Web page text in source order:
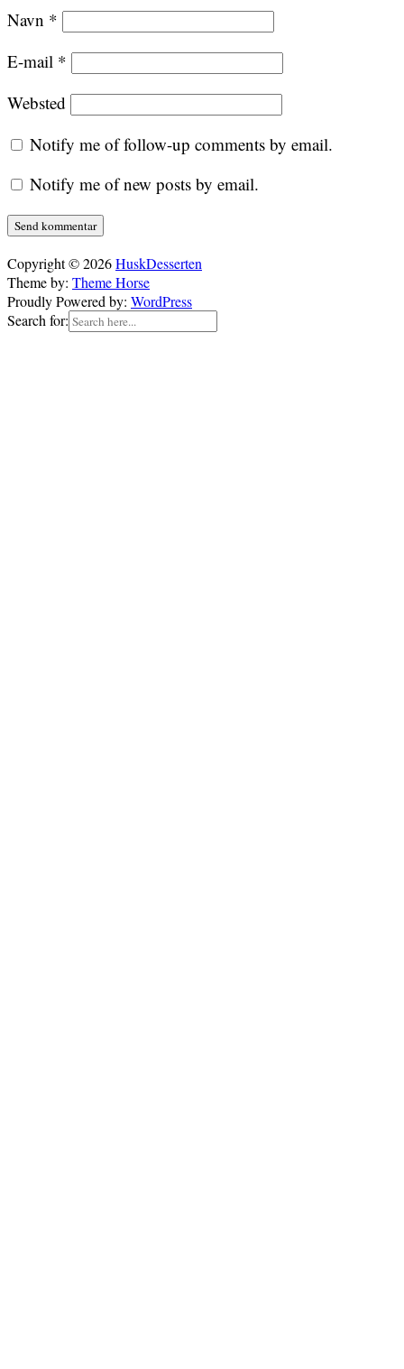
Navn *
E-mail *
Websted
Notify me of follow-up comments by email.
Notify me of new posts by email.
Copyright © 2026HuskDesserten
Theme by: Theme Horse
Proudly Powered by: WordPress
Search for: